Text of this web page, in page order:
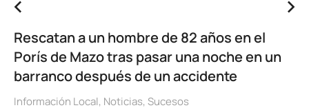
Rescatan a un hombre de 82 años en el
Porís de Mazo tras pasar una noche en un
barranco después de un accidente
Información Local, Noticias, Sucesos